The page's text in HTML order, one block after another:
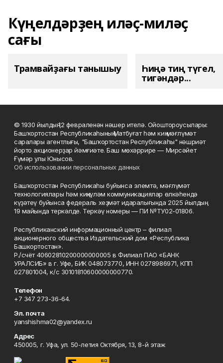
Күңелдәрҙең иләҫ-миләҫ
сағы
Трамвайҙағы танышыу Һиңә тиң түгел,
тигәндәр...
© 1930 йылдың 12 февраленән нәшер ителә. Ойоштороусылары:
Башҡортостан Республикаһының Матбуғат һәм киң мәғлүмәт
саралары агентлығы, "Башҡортостан Республикаһы" нәшриәт
йорто акционерҙар йәмғиәте. Баш мөхәррире — Мирсәйет
Ғүмәр улы Юнысов.
Об использовании персональных данных
Башҡортостан Республикаһы буйынса элемтә, мәғлүмәт
технологиялары һәм киңкүләм коммуникациялар өлкәһендә
күҙәтеү буйынса федераль хеҙмәт идаралығында 2025 йылдың
19 майында теркәлде. Теркәү номеры — ПИ №ТУ02-01806.
Республиканский информационный центр – филиал
акционерного общества Издательский дом «Республика
Башкортостан».
Р./счёт 40602810200000000005 в Филиал ПАО «БАНК
УРАЛСИБ» в г. Уфе, БИК 048073770, ИНН 0278986971, КПП
027801004, к/с 30101810600000000770.
Телефон
+7 347 273-36-64.
Эл. почта
yanshishma02@yandex.ru
Адрес
450005, г. Уфа, ул. 50-летия Октября, 13, 8-й этаж